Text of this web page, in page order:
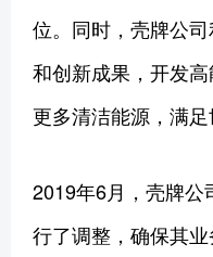
位。同时，壳牌公
和创新成果，开发
更多清洁能源，满足
2019年6月，壳牌
行了调整，确保其